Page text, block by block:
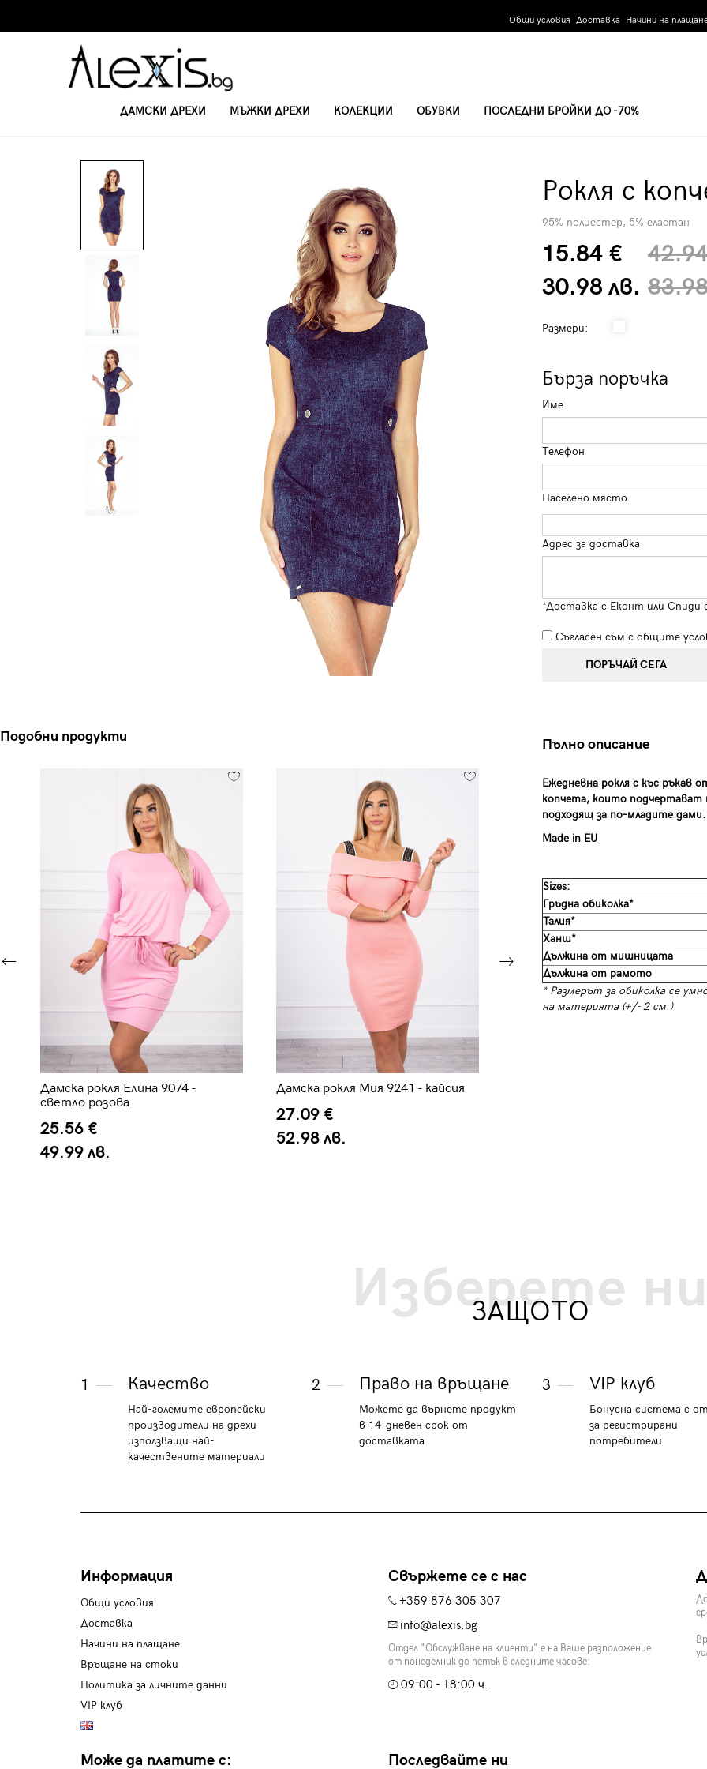
Общи условия Доставка Начини на
ДАМСКИ ДРЕХИ МЪЖКИ ДРЕХИ КОЛЕКЦИИ ОБУВКИ ПОСЛЕДНИ БРОЙКИ ДО -70%
Рокля с
95% полиестер, 5% еластан
15.84 €
30.98 лв.
Размери:
Бърза поръчка
Име
Телефон
Населено място
Адрес за доставка
*Доставка с Еконт или
Съгласен съм с общите
ПОРЪЧАЙ СЕГА
Подобни продукти
Дамска рокля Елина 9074 -
светло розова
25.56 €
49.99 лв.
Дамска рокля Мия 9241 - кайсия
27.09 €
52.98 лв.
Пълно описание
Ежедневна рокля с къс ръкав
копчета, които
подходящ за по-младите дами.
Made in EU
Sizes:
Гръдна обиколка*
Талия*
Ханш*
Дължина от мишницата
Дължина от рамото
* Размерът за обиколка се
на материята (+/- 2 см.)
Изберете ни
ЗАЩОТО
1 Качество
Най-големите европейски
производители на дрехи
използващи най-
качествените материали
2 Право на връщане
Можете да върнете продукт
в 14-дневен срок от
доставката
3 VIP клуб
Бонусна система с
за регистрирани
потребители
Информация
Общи условия
Доставка
Начини на плащане
Връщане на стоки
Политика за личните данни
VIP клуб
Свържете се с нас
+359 876 305 307
info@alexis.bg
Отдел "Обслужване на клиенти" е на Ваше разположение
от понеделник до петък в следните часове:
09:00 - 18:00 ч.
Може да платите с: Последвайте ни